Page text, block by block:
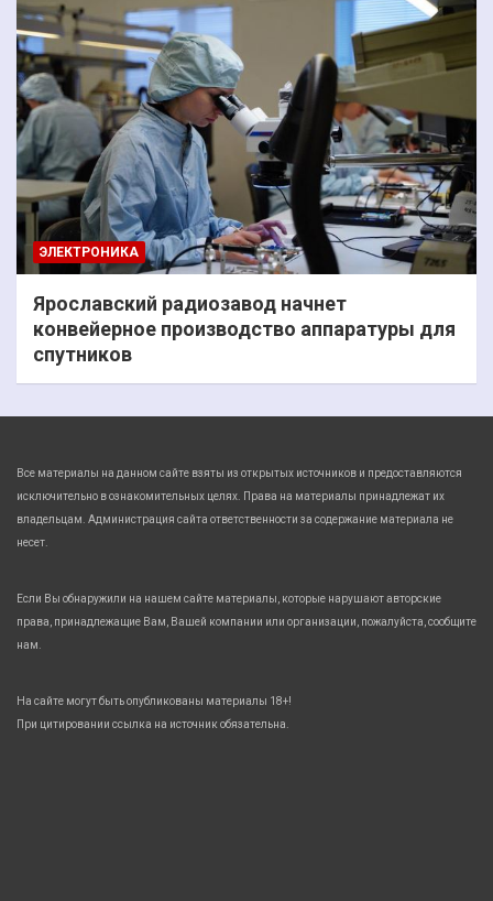
ЭЛЕКТРОНИКА
Ярославский радиозавод начнет
конвейерное производство аппаратуры для
спутников
Все материалы на данном сайте взяты из открытых источников и предоставляются
исключительно в ознакомительных целях. Права на материалы принадлежат их
владельцам. Администрация сайта ответственности за содержание материала не
несет.
Если Вы обнаружили на нашем сайте материалы, которые нарушают авторские
права, принадлежащие Вам, Вашей компании или организации, пожалуйста, сообщите
нам.
На сайте могут быть опубликованы материалы 18+!
При цитировании ссылка на источник обязательна.